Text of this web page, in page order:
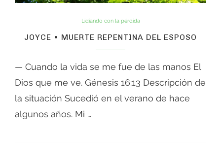
Lidiando con la pérdida
JOYCE • MUERTE REPENTINA DEL ESPOSO
— Cuando la vida se me fue de las manos El
Dios que me ve. Génesis 16:13 Descripción de
la situación Sucedió en el verano de hace
algunos años. Mi …